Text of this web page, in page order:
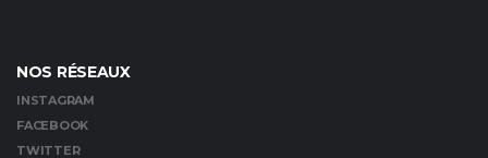
NOS RÉSEAUX
INSTAGRAM
FACEBOOK
TWITTER